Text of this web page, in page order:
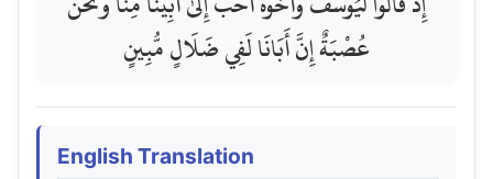
عُصْبَةٌ إِنَّ أَبَانَا لَفِي ضَلَالٍ مُّبِينٍ
English Translation